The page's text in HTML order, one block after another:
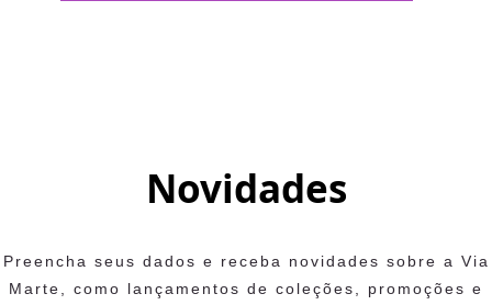
Novidades
Preencha seus dados e receba novidades sobre a Via
Marte, como lançamentos de coleções, promoções e